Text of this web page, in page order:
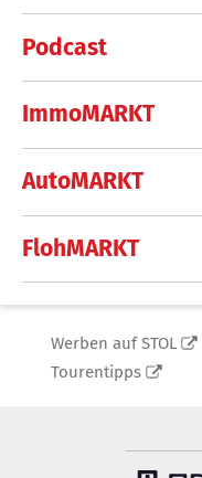
Podcast
ImmoMARKT
AutoMARKT
FlohMARKT
Werben auf STOL
Tourentipps